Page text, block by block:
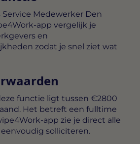
Service Medewerker Den
app vergelijk je
en
zodat je snel ziet wat
functie ligt tussen €2800
. Het betreft een fulltime
app zie je direct alle
solliciteren.